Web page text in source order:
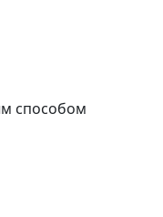
способом